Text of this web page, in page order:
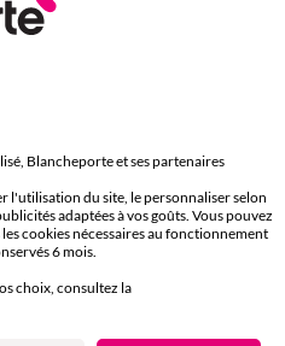
Blancheporte et ses partenaires
l'utilisation du site, le personnaliser selon
adaptées à vos goûts. Vous pouvez
cookies nécessaires au fonctionnement
6 mois.
choix, consultez la